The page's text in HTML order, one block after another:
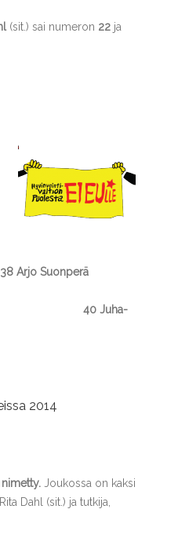
(sit.) sai numeron 22 ja
38 Arjo Suonperä
40 Juha-
2014
Joukossa on kaksi
Dahl (sit.) ja tutkija,